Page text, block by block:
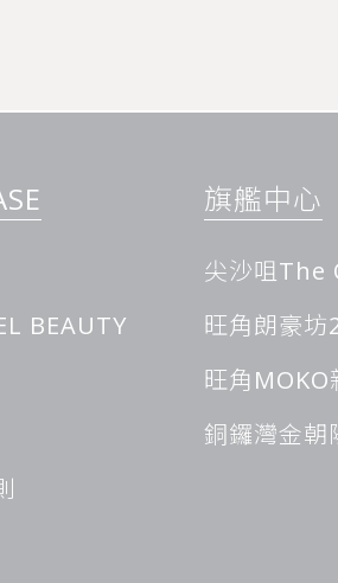
實惠、無額外收費、無時段限制以及
客提供了一種實惠、便捷且高效的脫
活調整脫毛時間，確保能夠按時完成
程均不限部位數量。這意味著顧客可
而不用擔心會因為部位數量過多或治
時間的服務模式，為顧客提供了更加
BEAUTY
旗艦中心
尖沙咀The
旺角朗豪坊
旺角
銅鑼灣金朝